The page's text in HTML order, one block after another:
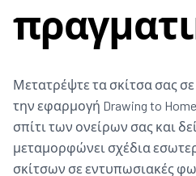
Μετατρέψτε τα σκίτσα σας
την εφαρμογή Drawing to
σπίτι των ονείρων σας και
μεταμορφώνει σχέδια
σκίτσων σε εντυπωσιακές